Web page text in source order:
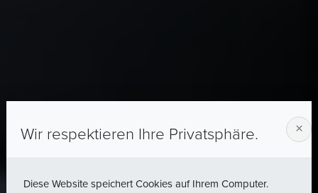
Wir respektieren Ihre Privatsphäre. ×
Diese Website speichert Cookies auf Ihrem Computer.